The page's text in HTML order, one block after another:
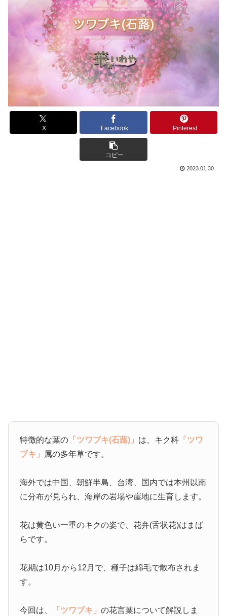
X Facebook Pinterest
コピー
2023.01.30
特徴的な葉の 「ツワブキ(石蕗)」 は、キク科 「ツワ
ブキ」 属の多年草です。
海外では中国、朝鮮半島、台湾、国内では本州以南
に分布が見られ、海岸の岩場や崖地に生育します。
花は黄色い一重のキクの姿で、花弁(舌状花)はまば
らです。
花期は10月から12月で、種子は綿毛で散布されま
す。
今回は、 「ツワブキ」の花言葉について解説しま